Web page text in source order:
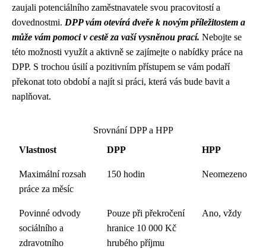
zaujali potenciálního zaměstnavatele svou pracovitostí a
dovednostmi. DPP vám otevírá dveře k novým příležitostem a
může vám pomoci v cestě za vaší vysněnou prací. Nebojte se
této možnosti využít a aktivně se zajímejte o nabídky práce na
DPP. S trochou úsilí a pozitivním přístupem se vám podaří
překonat toto období a najít si práci, která vás bude bavit a
naplňovat.
Srovnání DPP a HPP
Vlastnost
DPP HPP
Maximální rozsah
práce za měsíc
150 hodin Neomezeno
Povinné odvody
sociálního a
zdravotního
Pouze při překročení
hranice 10 000 Kč
hrubého příjmu
Ano, vždy